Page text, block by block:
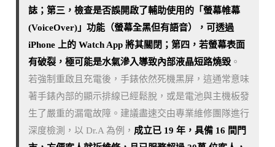
誌；第三，檢查是否誤開啟了輔助使用的「螢幕帷幕
(VoiceOver)」功能（螢幕全黑但有語音），可透過
iPhone 上的 Watch App 將其關閉；第四，若螢幕表面
有破裂，極可能是水氣滲入導致內部液晶短路燒毀 。
若強制重啟且充電後，手錶依然死機黑屏，這通常意味
著手錶內部的顯示排線已經鬆脫，或是電池與主機板發
生了嚴重的漏電故障。建議盡速交由專業維修團隊進行
深度檢測，以 Dr.A 為例， 成立已 19 年，具備 16 間門